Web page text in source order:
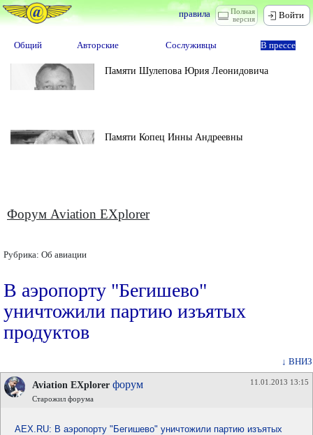
Полная
версия
правила Войти
Общий Авторские Сослуживцы В прессе
Памяти Шулепова Юрия Леонидовича
Памяти Копец Инны Андреевны
Форум Aviation EXplorer
Рубрика: Об авиации
В аэропорту "Бегишево"
уничтожили партию изъятых
продуктов
↓ ВНИЗ
Aviation EXplorer форум
Старожил форума
11.01.2013 13:15
AEX.RU: В аэропорту "Бегишево" уничтожили партию изъятых